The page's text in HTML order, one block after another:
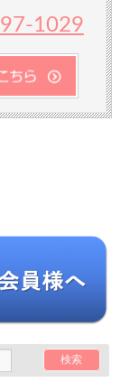
1029